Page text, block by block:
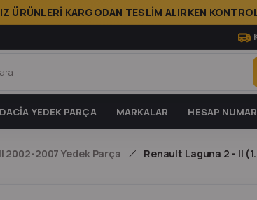
ÜRÜNLERİ KARGODAN TESLİM ALIRKEN
DACİA YEDEK PARÇA MARKALAR HESAP
2002-2007 Yedek Parça Renault Laguna 2 - II